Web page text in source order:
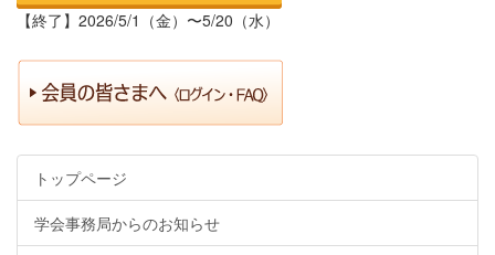
【終了】2026/5/1（金）〜5/20（水）
トップページ
学会事務局からのお知らせ